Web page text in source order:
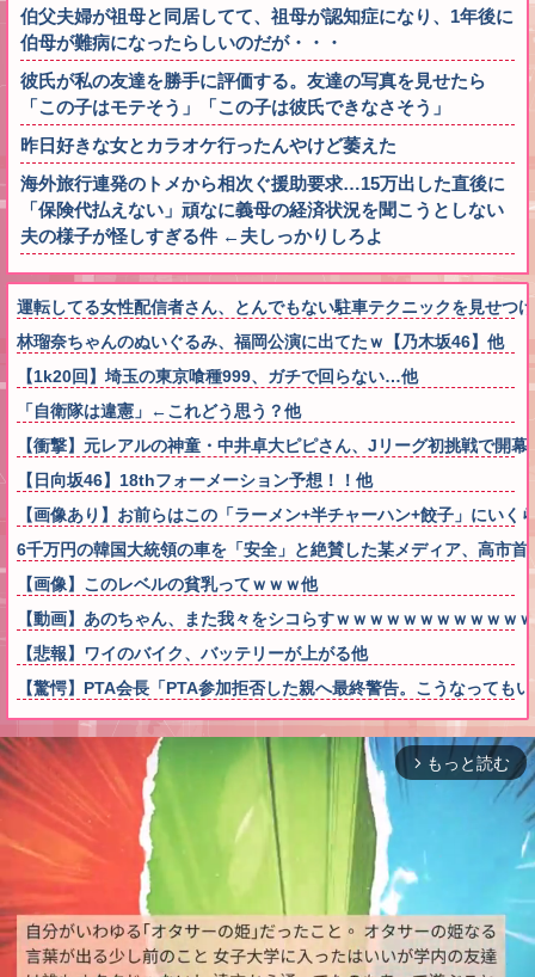
伯父夫婦が祖母と同居してて、祖母が認知症になり、1年後に
伯母が難病になったらしいのだが・・・
彼氏が私の友達を勝手に評価する。友達の写真を見せたら
「この子はモテそう」「この子は彼氏できなさそう」
昨日好きな女とカラオケ行ったんやけど萎えた
海外旅行連発のトメから相次ぐ援助要求…15万出した直後に
「保険代払えない」頑なに義母の経済状況を聞こうとしない
夫の様子が怪しすぎる件 ←夫しっかりしろよ
運転してる女性配信者さん、とんでもない駐車テクニックを見せつ
林瑠奈ちゃんのぬいぐるみ、福岡公演に出てたｗ【乃木坂46】他
【1k20回】埼玉の東京喰種999、ガチで回らない…他
「自衛隊は違憲」←これどう思う？他
【衝撃】元レアルの神童・中井卓大ピピさん、Jリーグ初挑戦で開
【日向坂46】18thフォーメーション予想！！他
【画像あり】お前らはこの「ラーメン+半チャーハン+餃子」にいく
6千万円の韓国大統領の車を「安全」と絶賛した某メディア、高市
【画像】このレベルの貧乳ってｗｗｗ他
【動画】あのちゃん、また我々をシコらすｗｗｗｗｗｗｗｗｗｗｗ
【悲報】ワイのバイク、バッテリーが上がる他
【驚愕】PTA会長「PTA参加拒否した親へ最終警告。こうなって
arrow_forward_ios もっと読む